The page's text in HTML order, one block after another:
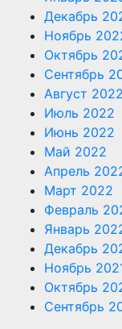
Декабрь
Ноябрь
Октябрь
Сентябрь
Август 2022
Июль 2022
Июнь 2022
Май 2022
Апрель
Март 2022
Февраль
Январь
Декабрь
Ноябрь
Октябрь
Сентябрь